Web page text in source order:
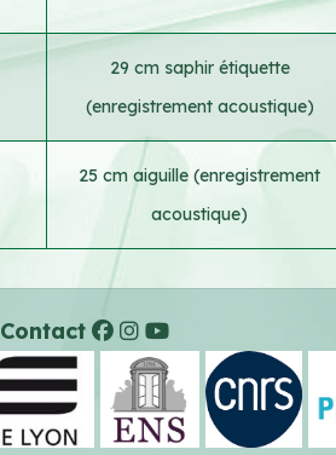
29 cm saphir étiquette
(enregistrement acoustique)
25 cm aiguille (enregistrement
acoustique)
Contact